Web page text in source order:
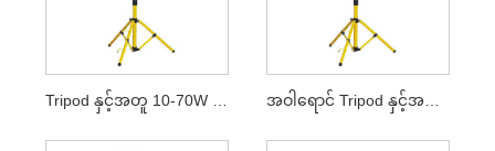
Tripod နှင့်အတူ 10-70W LED အလုပ်အလင်း အဝါရောင် Tripod နှင့်အတူ 20W LED အလုပ်အလင်း